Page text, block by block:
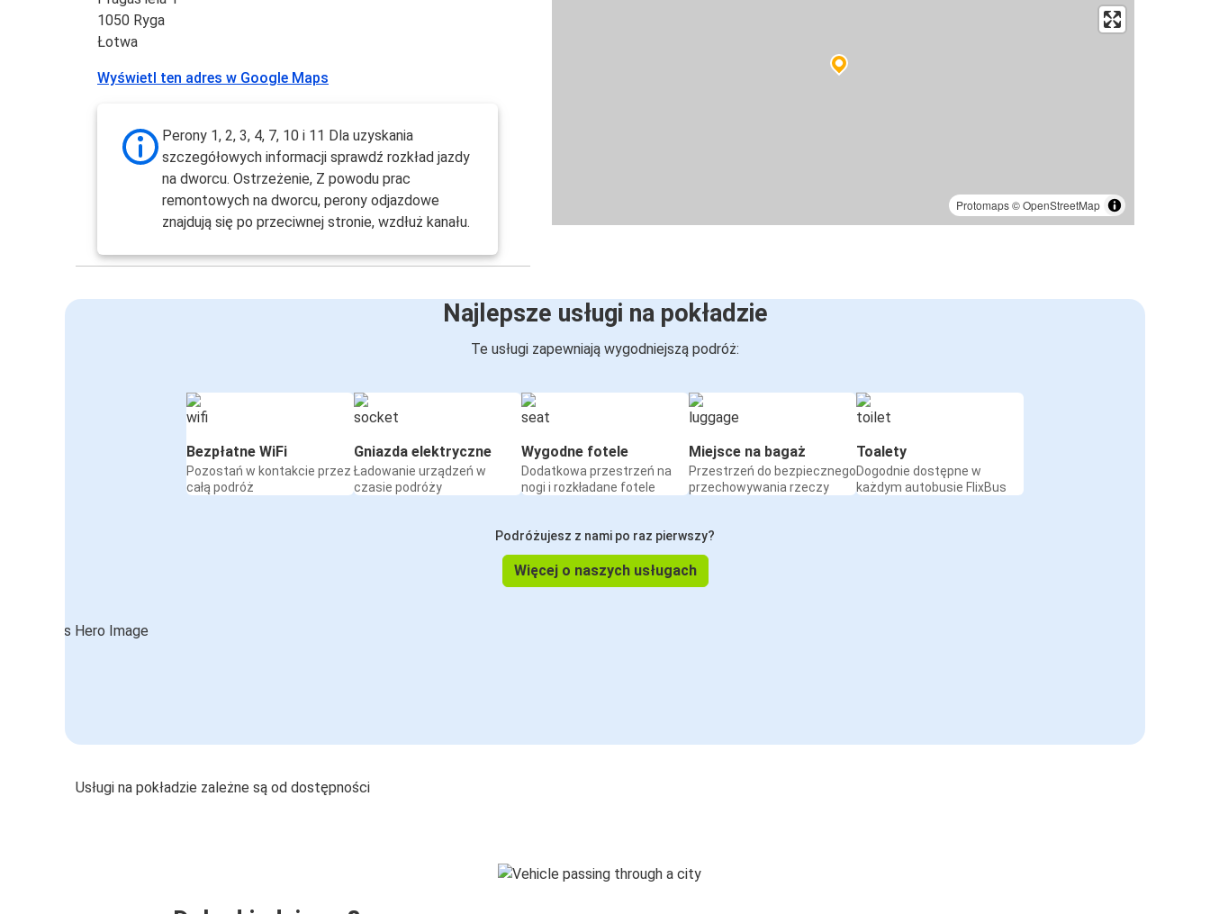
Protomaps©OpenStreetMap
1050 Ryga
Łotwa
Wyświetl ten adres w Google Maps
Perony 1, 2, 3, 4, 7, 10 i 11 Dla uzyskania
szczegółowych informacji sprawdź rozkład jazdy
na dworcu. Ostrzeżenie, Z powodu prac
remontowych na dworcu, perony odjazdowe
znajdują się po przeciwnej stronie, wzdłuż kanału.
Najlepsze usługi na pokładzie
Te usługi zapewniają wygodniejszą podróż:
Bezpłatne WiFi
Pozostań w kontakcie przez
całą podróż
Gniazda elektryczne
Ładowanie urządzeń w
czasie podróży
Wygodne fotele
Dodatkowa przestrzeń na
nogi i rozkładane fotele
Miejsce na bagaż
Przestrzeń do bezpiecznego
przechowywania rzeczy
Toalety
Dogodnie dostępne w
każdym autobusie FlixBus
Podróżujesz z nami po raz pierwszy?
Więcej o naszych usługach
Usługi na pokładzie zależne są od dostępności